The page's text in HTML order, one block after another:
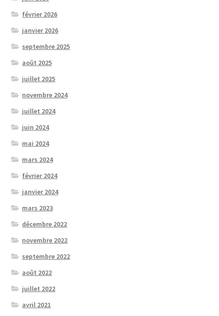
février 2026
janvier 2026
septembre 2025
août 2025
juillet 2025
novembre 2024
juillet 2024
juin 2024
mai 2024
mars 2024
février 2024
janvier 2024
mars 2023
décembre 2022
novembre 2022
septembre 2022
août 2022
juillet 2022
avril 2021